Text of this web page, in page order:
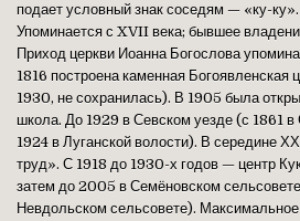
подает условный знак соседям — «ку-
Упоминается с XVII века; бывшее
Приход церкви Иоанна Богослова
1816 построена каменная Богоявленская
1930, не сохранилась). В 1905 была
школа. До 1929 в Севском уезде (с 1861 в
1924 в Луганской волости). В середине
труд». С 1918 до 1930-х годов — центр
затем до 2005 в Семёновском
Невдольском сельсовете).